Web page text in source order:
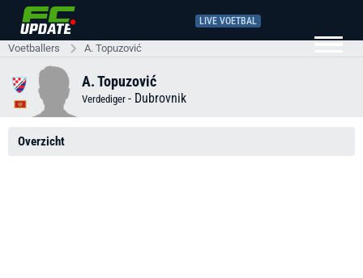
LIVE VOETBAL
Voetballers A. Topuzović
A. Topuzović
Verdediger - Dubrovnik
Overzicht